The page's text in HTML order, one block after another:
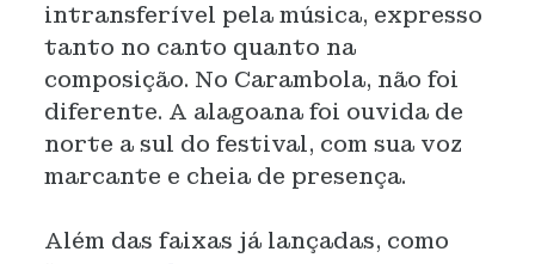
intransferível pela música, expresso
tanto no canto quanto na
composição. No Carambola, não foi
diferente. A alagoana foi ouvida de
norte a sul do festival, com sua voz
marcante e cheia de presença.
Além das faixas já lançadas, como